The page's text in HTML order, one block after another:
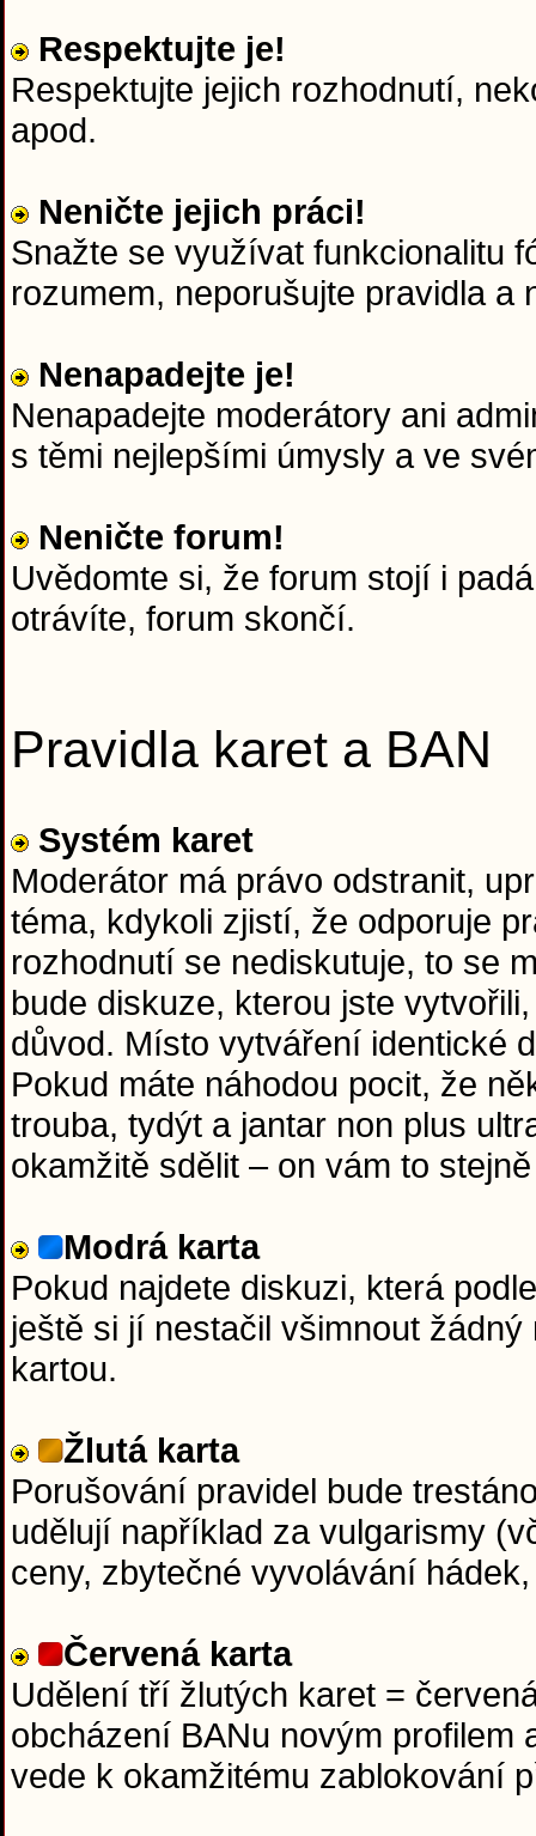
Respektujte je!
Respektujte jejich rozhodnutí,
apod.
Neničte jejich práci!
Snažte se využívat funkcionalitu
rozumem, neporušujte pravidla a
Nenapadejte je!
Nenapadejte moderátory ani
s těmi nejlepšími úmysly a ve
Neničte forum!
Uvědomte si, že forum stojí i
otrávíte, forum skončí.
Pravidla karet a BAN
Systém karet
Moderátor má právo odstranit,
téma, kdykoli zjistí, že odporuje
rozhodnutí se nediskutuje, to se
bude diskuze, kterou jste
důvod. Místo vytváření identické
Pokud máte náhodou pocit, že
trouba, tydýt a jantar non plus
okamžitě sdělit – on vám to
Modrá karta
Pokud najdete diskuzi, která
ještě si jí nestačil všimnout
kartou.
Žlutá karta
Porušování pravidel bude
udělují například za vulgarismy
ceny, zbytečné vyvolávání
Červená karta
Udělení tří žlutých karet =
obcházení BANu novým
vede k okamžitému zablokování